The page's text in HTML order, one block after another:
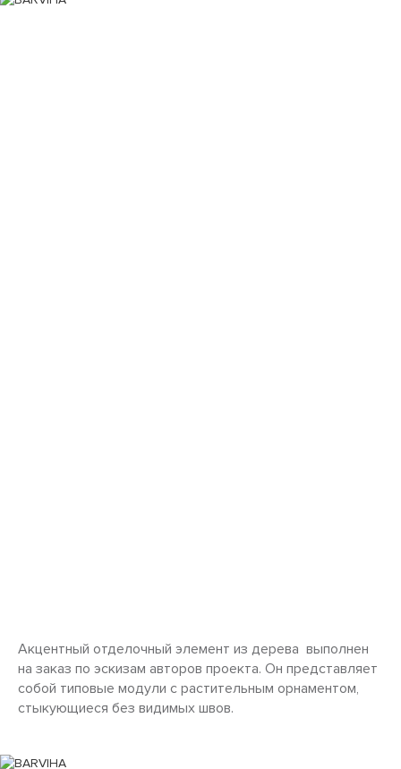
Акцентный отделочный элемент из дерева выполнен
на заказ по эскизам авторов проекта. Он представляет
собой типовые модули с растительным орнаментом,
стыкующиеся без видимых швов.